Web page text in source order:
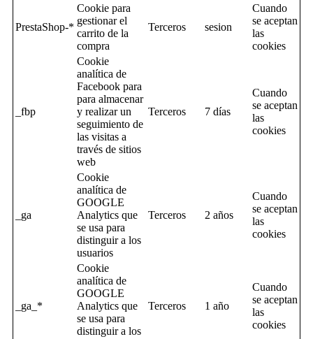
PrestaShop-*
Cookie para
gestionar el
carrito de la
compra
Terceros sesion
Cuando
se aceptan
las
cookies
_fbp
Cookie
analítica de
Facebook para
para almacenar
y realizar un
seguimiento de
las visitas a
través de sitios
web
Terceros 7 días
Cuando
se aceptan
las
cookies
_ga
Cookie
analítica de
GOOGLE
Analytics que
se usa para
distinguir a los
usuarios
Terceros 2 años
Cuando
se aceptan
las
cookies
_ga_*
Cookie
analítica de
GOOGLE
Analytics que
se usa para
distinguir a los
Terceros 1 año
Cuando
se aceptan
las
cookies